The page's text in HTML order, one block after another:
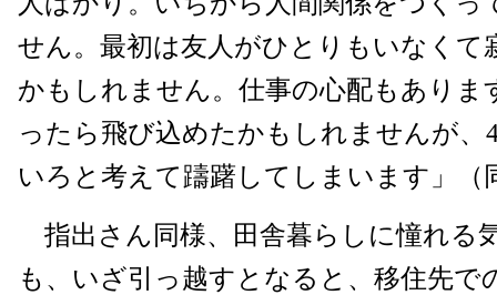
せん。最初は友人がひとりもいなくて
かもしれません。仕事の心配もありま
ったら飛び込めたかもしれませんが、
いろと考えて躊躇してしまいます」（
指出さん同様、田舎暮らしに憧れる
も、いざ引っ越すとなると、移住先で